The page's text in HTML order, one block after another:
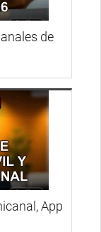
de
App